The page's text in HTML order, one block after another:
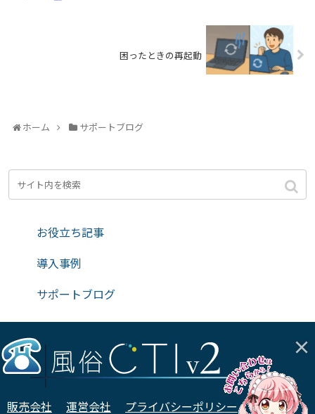
困ったときの再起動
ホーム サポートブログ
お役立ち記事
導入事例
サポートブログ
販売会社 運営会社 プライバシーポリシー
×